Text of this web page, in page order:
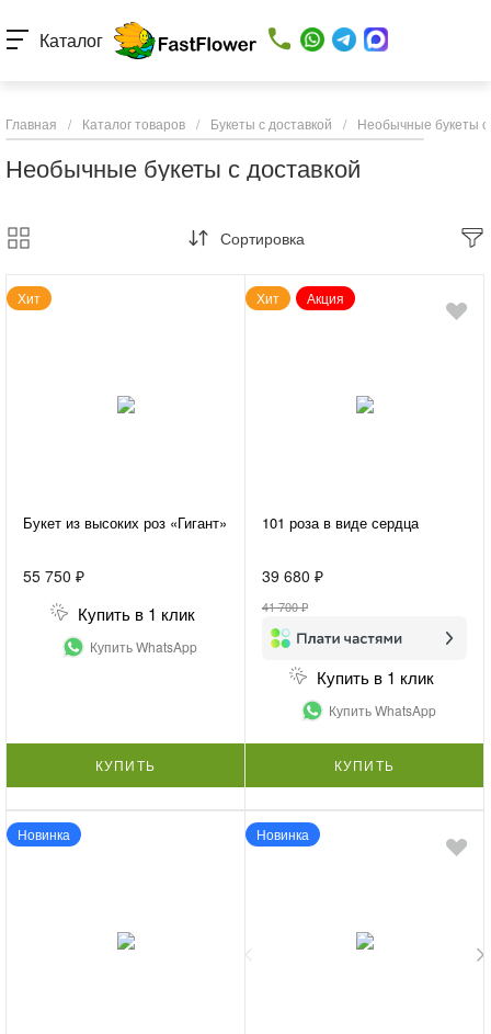
Каталог
Главная / Каталог товаров / Букеты с доставкой / Необычные букеты с
Необычные букеты с доставкой
Сортировка
Хит
Букет из высоких роз «Гигант»
55 750 ₽
Купить в 1 клик
Купить WhatsApp
КУПИТЬ
Хит Акция
101 роза в виде сердца
39 680 ₽
41 700 ₽
Купить в 1 клик
Купить WhatsApp
КУПИТЬ
Новинка Новинка